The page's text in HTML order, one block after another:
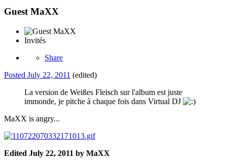
Guest MaXX
Invités
Share
Posted July 22, 2011 (edited)
La version de Weißes Fleisch sur l'album est juste
immonde, je pitche à chaque fois dans Virtual DJ
MaXX is angry...
Edited July 22, 2011 by MaXX